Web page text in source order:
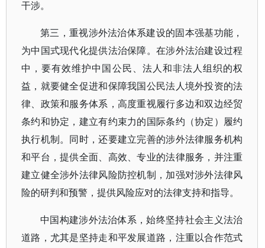
干涉。
第三，重视涉外法治体系建设的固本强基功能，
为中国式现代化提供法治保障。在涉外法治建设过程
中，要有效维护中国公民、法人和非法人组织的权
益，就要健全促进和保障我国公民法人境外投资的法
律、政策和服务体系，高度重视履行多边和双边经贸
条约和协定，建立有约束力的国际条约（协定）履约
执行机制。同时，还要建立完善的涉外法律服务机构
和平台，提供全面、高效、专业的法律服务，并注重
建立健全涉外法律风险防控机制，加强对涉外法律风
险的研判和预警，提供风险应对的法律支持和指导。
中国构建涉外法治体系，始终坚持社会主义法治
道路，尤其是坚持走和平发展道路，注重以合作范式